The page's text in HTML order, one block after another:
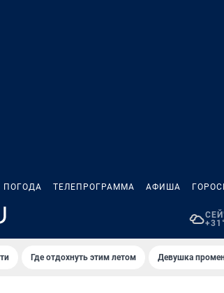
ПОГОДА ТЕЛЕПРОГРАММА АФИША
Где отдохнуть этим летом Девушка